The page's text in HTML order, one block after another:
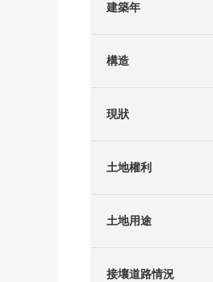
建築年
構造
現狀
土地權利
土地用途
接壤道路情況